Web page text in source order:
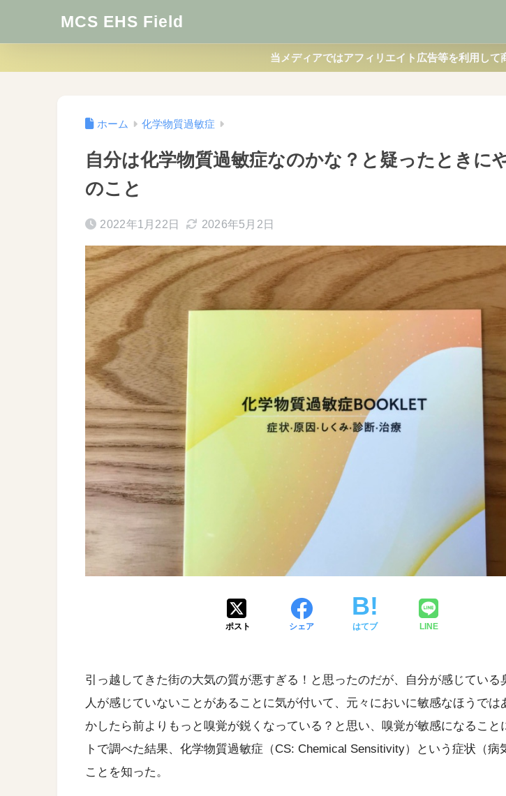
MCS EHS Field
当メディアではアフィリエイト広告等を利用して
ホーム 化学物質過敏症
自分は化学物質過敏症なのかな？と疑ったときに
のこと
2022年1月22日 2026年5月2日
ポスト シェア はてブ LINE
引っ越してきた街の大気の質が悪すぎる！と思ったのだが、自分が感じている
人が感じていないことがあることに気が付いて、元々においに敏感なほうでは
かしたら前よりもっと嗅覚が鋭くなっている？と思い、嗅覚が敏感になること
トで調べた結果、化学物質過敏症（CS: Chemical Sensitivity）という症状（病
ことを知った。